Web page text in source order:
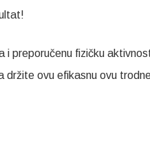
i preporučenu fizičku
ovu efikasnu ovu